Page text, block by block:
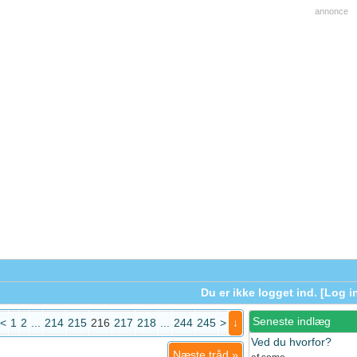
annonce
Du er ikke logget ind. [Log
< 1 2 214 215 216 217 218 244 245 > ↓
Seneste indlæg
Ved du hvorfor?